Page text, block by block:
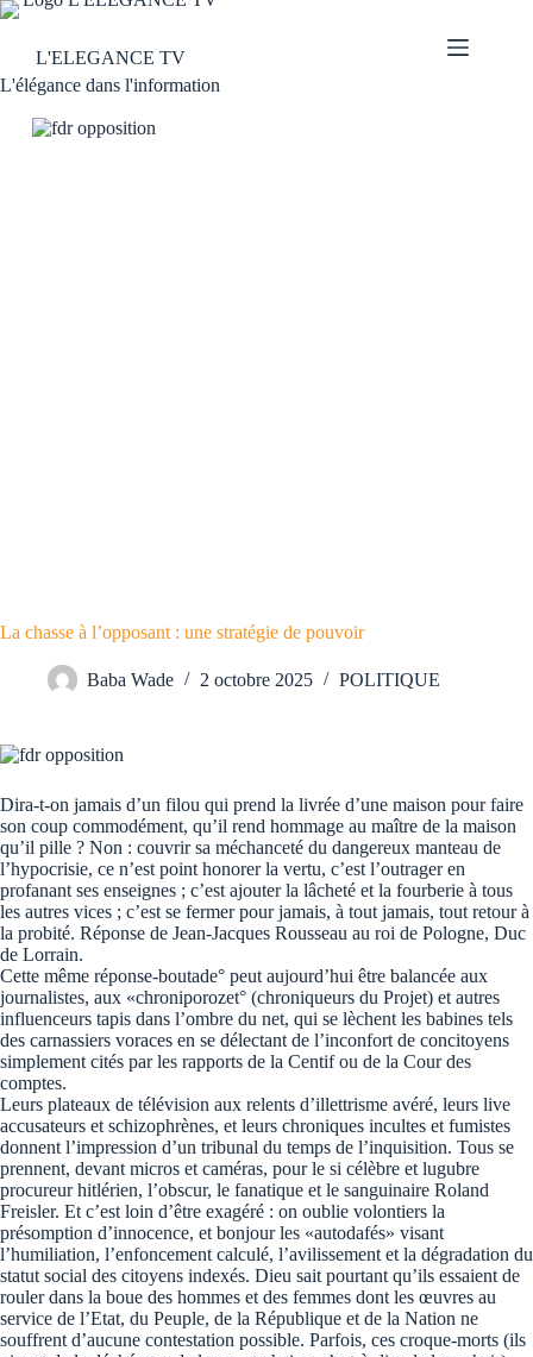
L'ELEGANCE TV
L'élégance dans l'information
La chasse à l’opposant : une stratégie de pouvoir
Baba Wade 2 octobre 2025 POLITIQUE
Dira-t-on jamais d’un filou qui prend la livrée d’une maison pour faire
son coup commodément, qu’il rend hommage au maître de la maison
qu’il pille ? Non : couvrir sa méchanceté du dangereux manteau de
l’hypocrisie, ce n’est point honorer la vertu, c’est l’outrager en
profanant ses enseignes ; c’est ajouter la lâcheté et la fourberie à tous
les autres vices ; c’est se fermer pour jamais, à tout jamais, tout retour à
la probité. Réponse de Jean-Jacques Rousseau au roi de Pologne, Duc
de Lorrain.
Cette même réponse-boutade° peut aujourd’hui être balancée aux
journalistes, aux «chroniporozet° (chroniqueurs du Projet) et autres
influenceurs tapis dans l’ombre du net, qui se lèchent les babines tels
des carnassiers voraces en se délectant de l’inconfort de concitoyens
simplement cités par les rapports de la Centif ou de la Cour des
comptes.
Leurs plateaux de télévision aux relents d’illettrisme avéré, leurs live
accusateurs et schizophrènes, et leurs chroniques incultes et fumistes
donnent l’impression d’un tribunal du temps de l’inquisition. Tous se
prennent, devant micros et caméras, pour le si célèbre et lugubre
procureur hitlérien, l’obscur, le fanatique et le sanguinaire Roland
Freisler. Et c’est loin d’être exagéré : on oublie volontiers la
présomption d’innocence, et bonjour les «autodafés» visant
l’humiliation, l’enfoncement calculé, l’avilissement et la dégradation du
statut social des citoyens indexés. Dieu sait pourtant qu’ils essaient de
rouler dans la boue des hommes et des femmes dont les œuvres au
service de l’Etat, du Peuple, de la République et de la Nation ne
souffrent d’aucune contestation possible. Parfois, ces croque-morts (ils